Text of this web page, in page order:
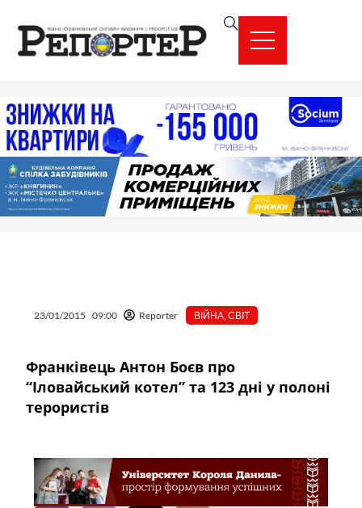
вмісту
23/01/2015 09:00 Reporter ВІЙНА ,СВІТ
Франківець Антон Боєв про
“Іловайський котел” та 123 дні у полоні
терористів